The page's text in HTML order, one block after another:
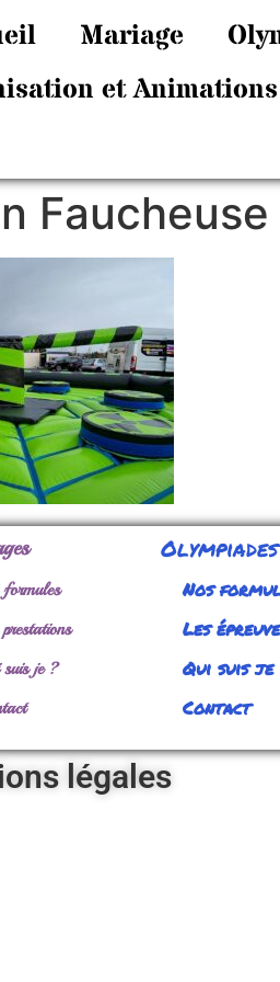
Mariage
et Animations
je ?
Olympiades
Nos
Les
Qui suis je
Contact
légales